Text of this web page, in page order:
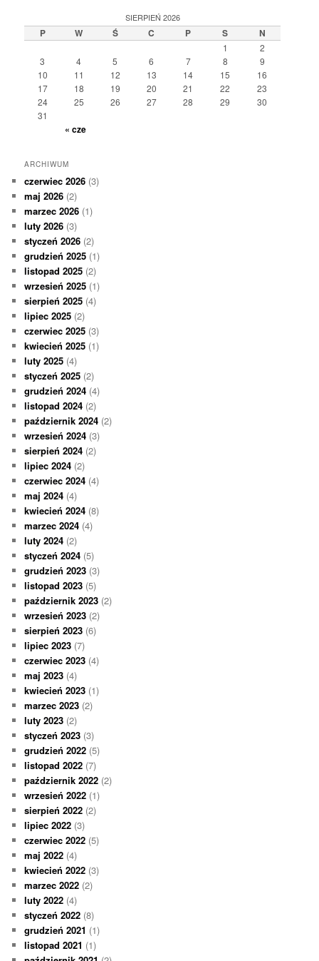
SIERPIEŃ 2026
P W Ś C P S N
1
2
3
4 5 6 7 8
9
10
11 12 13 14 15
16
17
18 19 20 21 22
23
24
25 26 27 28 29
30
31
« cze
ARCHIWUM
czerwiec 2026 (3)
maj 2026 (2)
marzec 2026 (1)
luty 2026 (3)
styczeń 2026 (2)
grudzień 2025 (1)
listopad 2025 (2)
wrzesień 2025 (1)
sierpień 2025 (4)
lipiec 2025 (2)
czerwiec 2025 (3)
kwiecień 2025 (1)
luty 2025 (4)
styczeń 2025 (2)
grudzień 2024 (4)
listopad 2024 (2)
październik 2024 (2)
wrzesień 2024 (3)
sierpień 2024 (2)
lipiec 2024 (2)
czerwiec 2024 (4)
maj 2024 (4)
kwiecień 2024 (8)
marzec 2024 (4)
luty 2024 (2)
styczeń 2024 (5)
grudzień 2023 (3)
listopad 2023 (5)
październik 2023 (2)
wrzesień 2023 (2)
sierpień 2023 (6)
lipiec 2023 (7)
czerwiec 2023 (4)
maj 2023 (4)
kwiecień 2023 (1)
marzec 2023 (2)
luty 2023 (2)
styczeń 2023 (3)
grudzień 2022 (5)
listopad 2022 (7)
październik 2022 (2)
wrzesień 2022 (1)
sierpień 2022 (2)
lipiec 2022 (3)
czerwiec 2022 (5)
maj 2022 (4)
kwiecień 2022 (3)
marzec 2022 (2)
luty 2022 (4)
styczeń 2022 (8)
grudzień 2021 (1)
listopad 2021 (1)